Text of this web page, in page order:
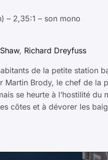
– 2,35:1 – son mono
, Richard Dreyfuss
de la petite station
Martin Brody, le chef de
se heurte à l’hostilité
côtes et à dévorer les